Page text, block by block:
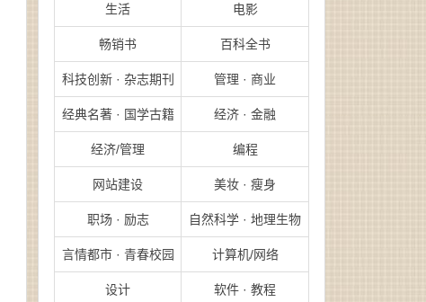
生活 电影
畅销书 百科全书
科技创新 · 杂志期刊 管理 · 商业
经典名著 · 国学古籍 经济 · 金融
经济/管理 编程
网站建设 美妆 · 瘦身
职场 · 励志 自然科学 · 地理生物
言情都市 · 青春校园 计算机/网络
设计 软件 · 教程